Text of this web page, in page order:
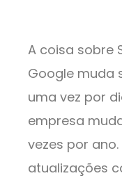
A coisa sobre
Google muda
uma vez por
empresa
vezes por
atualizações